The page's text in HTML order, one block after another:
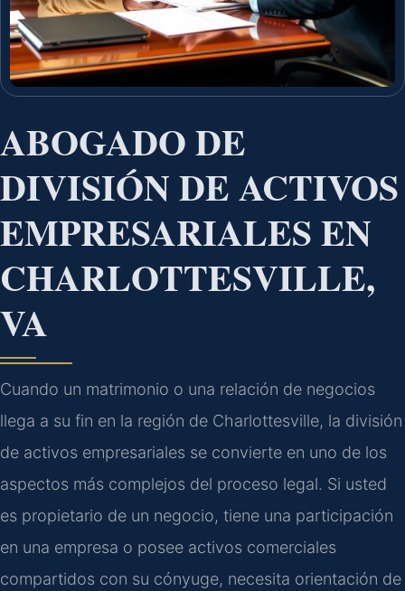
ABOGADO DE
DIVISIÓN DE ACTIVOS
EMPRESARIALES EN
CHARLOTTESVILLE,
VA
Cuando un matrimonio o una relación de negocios
llega a su fin en la región de Charlottesville, la división
de activos empresariales se convierte en uno de los
aspectos más complejos del proceso legal. Si usted
es propietario de un negocio, tiene una participación
en una empresa o posee activos comerciales
compartidos con su cónyuge, necesita orientación de